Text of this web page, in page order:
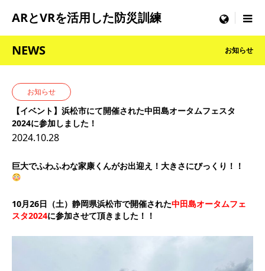
ARとVRを活用した防災訓練 menu
NEWS お知らせ
お知らせ
【イベント】浜松市にて開催された中田島オータムフェスタ
2024に参加しました！
2024.10.28
巨大でふわふわな家康くんがお出迎え！大きさにびっくり！！
10月26日（土）静岡県浜松市で開催された中田島オータムフェ
スタ2024に参加させて頂きました！！